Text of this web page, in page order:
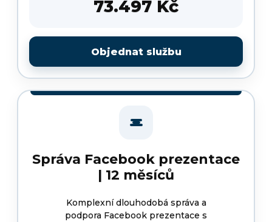
73.497 Kč
Objednat službu
Správa Facebook prezentace
| 12 měsíců
Komplexní dlouhodobá správa a
podpora Facebook prezentace s